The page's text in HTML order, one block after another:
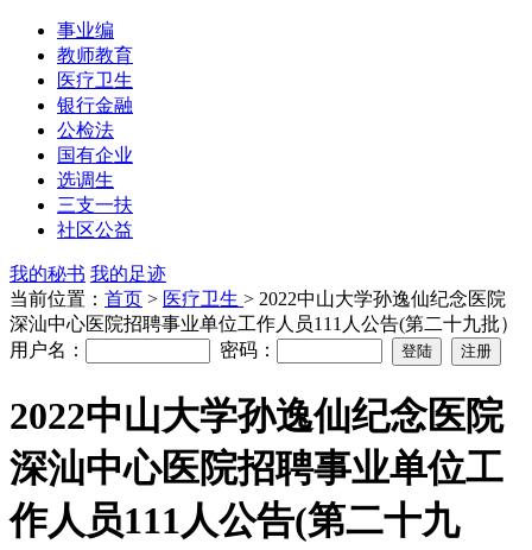
事业编
教师教育
医疗卫生
银行金融
公检法
国有企业
选调生
三支一扶
社区公益
我的秘书 我的足迹
当前位置： 首页 > 医疗卫生 > 2022中山大学孙逸仙纪念医院
深汕中心医院招聘事业单位工作人员111人公告(第二十九批）
用户名：
密码：
2022中山大学孙逸仙纪念医院
深汕中心医院招聘事业单位工
作人员111人公告(第二十九